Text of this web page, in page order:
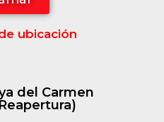
ubicación
del Carmen